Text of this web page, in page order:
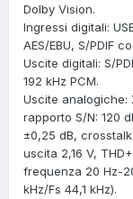
Dolby Vision.
Ingressi digitali:
AES/EBU, S/PDIF
Uscite digitali: S/
192 kHz PCM.
Uscite analogiche:
rapporto S/N: 120
±0,25 dB,
uscita 2,16 V,
frequenza 20 Hz-
kHz/Fs 44,1 kHz).